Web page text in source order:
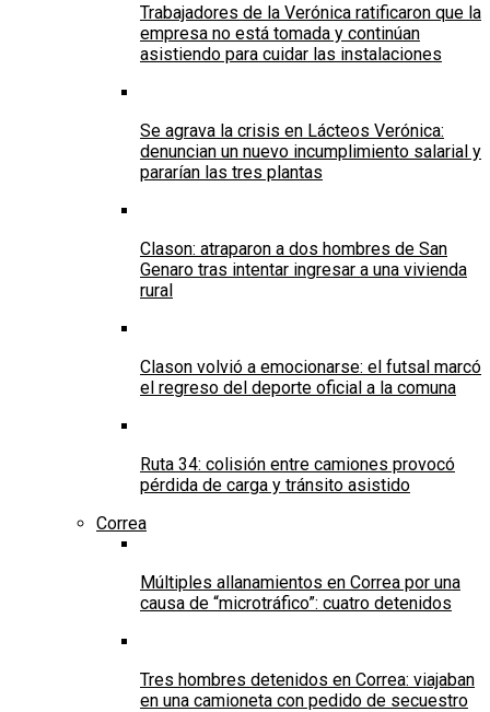
Trabajadores de la Verónica ratificaron que la
empresa no está tomada y continúan
asistiendo para cuidar las instalaciones
Se agrava la crisis en Lácteos Verónica:
denuncian un nuevo incumplimiento salarial y
pararían las tres plantas
Clason: atraparon a dos hombres de San
Genaro tras intentar ingresar a una vivienda
rural
Clason volvió a emocionarse: el futsal marcó
el regreso del deporte oficial a la comuna
Ruta 34: colisión entre camiones provocó
pérdida de carga y tránsito asistido
Correa
Múltiples allanamientos en Correa por una
causa de “microtráfico”: cuatro detenidos
Tres hombres detenidos en Correa: viajaban
en una camioneta con pedido de secuestro